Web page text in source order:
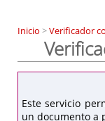
Inicio >Verificador
Este servicio
un documento a